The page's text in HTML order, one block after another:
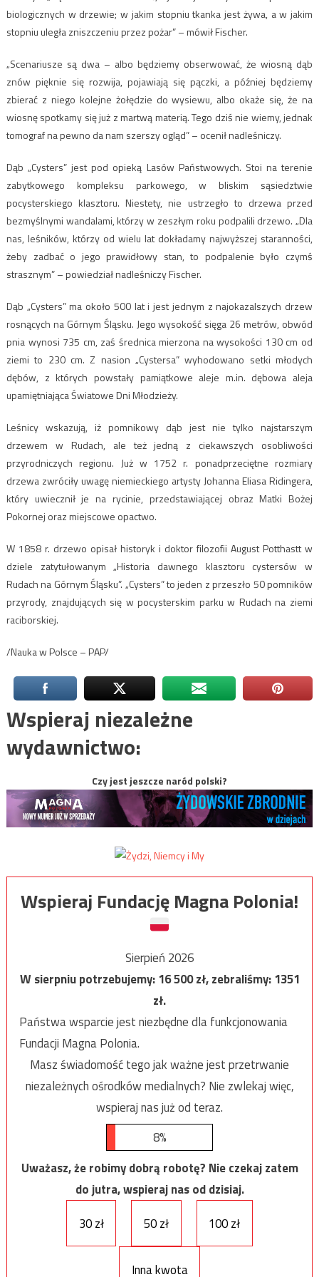
biologicznych w drzewie; w jakim stopniu tkanka jest żywa, a w jakim
stopniu uległa zniszczeniu przez pożar” – mówił Fischer.
„Scenariusze są dwa – albo będziemy obserwować, że wiosną dąb
znów pięknie się rozwija, pojawiają się pączki, a później będziemy
zbierać z niego kolejne żołędzie do wysiewu, albo okaże się, że na
wiosnę spotkamy się już z martwą materią. Tego dziś nie wiemy, jednak
tomograf na pewno da nam szerszy ogląd” – ocenił nadleśniczy.
Dąb „Cysters” jest pod opieką Lasów Państwowych. Stoi na terenie
zabytkowego kompleksu parkowego, w bliskim sąsiedztwie
pocysterskiego klasztoru. Niestety, nie ustrzegło to drzewa przed
bezmyślnymi wandalami, którzy w zeszłym roku podpalili drzewo. „Dla
nas, leśników, którzy od wielu lat dokładamy najwyższej staranności,
żeby zadbać o jego prawidłowy stan, to podpalenie było czymś
strasznym” – powiedział nadleśniczy Fischer.
Dąb „Cysters” ma około 500 lat i jest jednym z najokazalszych drzew
rosnących na Górnym Śląsku. Jego wysokość sięga 26 metrów, obwód
pnia wynosi 735 cm, zaś średnica mierzona na wysokości 130 cm od
ziemi to 230 cm. Z nasion „Cystersa” wyhodowano setki młodych
dębów, z których powstały pamiątkowe aleje m.in. dębowa aleja
upamiętniająca Światowe Dni Młodzieży.
Leśnicy wskazują, iż pomnikowy dąb jest nie tylko najstarszym
drzewem w Rudach, ale też jedną z ciekawszych osobliwości
przyrodniczych regionu. Już w 1752 r. ponadprzeciętne rozmiary
drzewa zwróciły uwagę niemieckiego artysty Johanna Eliasa Ridingera,
który uwiecznił je na rycinie, przedstawiającej obraz Matki Bożej
Pokornej oraz miejscowe opactwo.
W 1858 r. drzewo opisał historyk i doktor filozofii August Potthastt w
dziele zatytułowanym „Historia dawnego klasztoru cystersów w
Rudach na Górnym Śląsku”. „Cysters” to jeden z przeszło 50 pomników
przyrody, znajdujących się w pocysterskim parku w Rudach na ziemi
raciborskiej.
/Nauka w Polsce – PAP/
Wspieraj niezależne
wydawnictwo:
Czy jest jeszcze naród polski?
Wspieraj Fundację Magna Polonia!
Sierpień 2026
W sierpniu potrzebujemy:16 500zł, zebraliśmy:1351
zł.
Państwa wsparcie jest niezbędne dla funkcjonowania
Fundacji Magna Polonia.
Masz świadomość tego jak ważne jest przetrwanie
niezależnych ośrodków medialnych? Nie zwlekaj więc,
wspieraj nas już od teraz.
8%
Uważasz, że robimy dobrą robotę? Nie czekaj zatem
do jutra, wspieraj nas od dzisiaj.
30 zł
50 zł 100 zł
Inna kwota